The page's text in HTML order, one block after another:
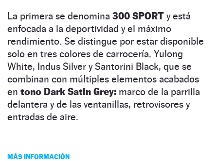
La primera se denomina 300 SPORT y está
enfocada a la deportividad y el máximo
rendimiento. Se distingue por estar disponible
solo en tres colores de carrocería, Yulong
White, Indus Silver y Santorini Black, que se
combinan con múltiples elementos acabados
en tono Dark Satin Grey: marco de la parrilla
delantera y de las ventanillas, retrovisores y
entradas de aire.
MÁS INFORMACIÓN